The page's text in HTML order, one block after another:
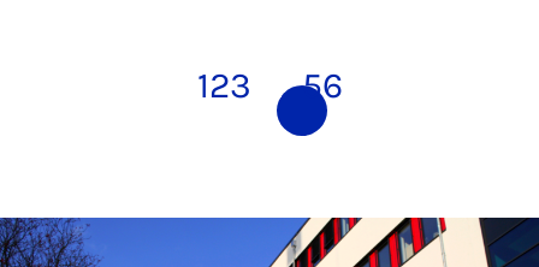
123 4 56